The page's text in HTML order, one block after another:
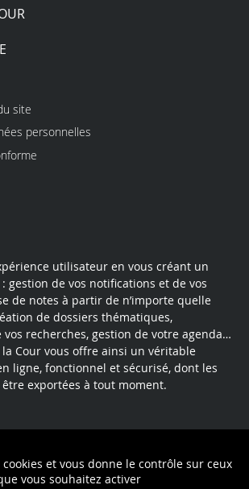
et vous donne le contrôle sur ceux
vous souhaitez activer
site
personnelles
utilisateur en vous créant un
gestion de vos notifications et de vos
de notes à partir de n’importe quelle
de dossiers thématiques,
recherches, gestion de votre agenda…
Cour vous offre ainsi un véritable
ligne, fonctionnel et sécurisé, dont les
exportées à tout moment.
Politique de confidentialité